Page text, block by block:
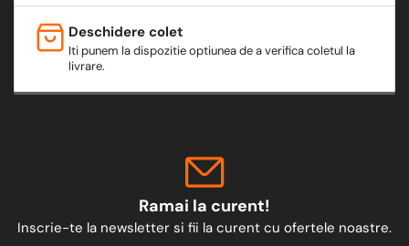
Deschidere colet
Iti punem la dispozitie optiunea de a verifica coletul la
livrare.
Ramai la curent!
Inscrie-te la newsletter si fii la curent cu ofertele noastre.